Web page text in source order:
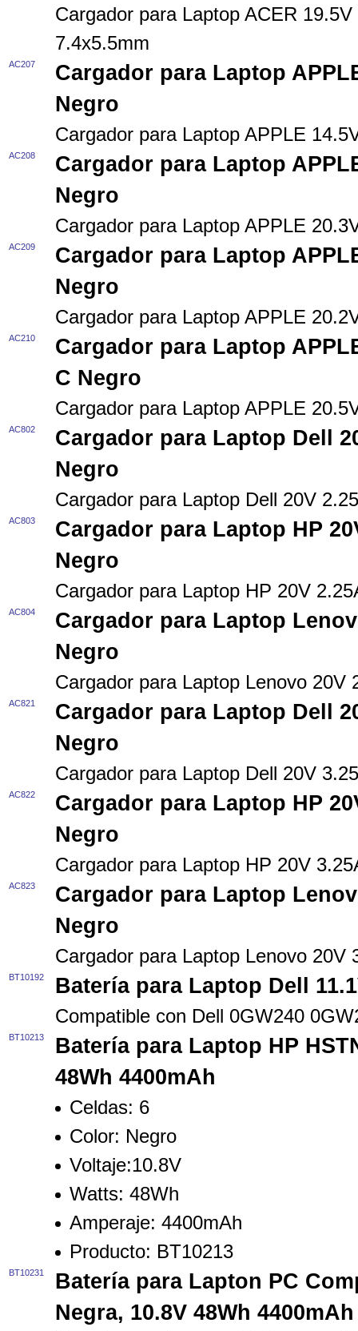
Cargador para Laptop ACER
7.4x5.5mm
AC207
Cargador para Laptop
Negro
Cargador para Laptop APPLE
AC208
Cargador para Laptop
Negro
Cargador para Laptop APPLE
AC209
Cargador para Laptop
Negro
Cargador para Laptop APPLE
AC210
Cargador para Laptop
C Negro
Cargador para Laptop APPLE
AC802
Cargador para Laptop Dell
Negro
Cargador para Laptop Dell 20V
AC803
Cargador para Laptop HP
Negro
Cargador para Laptop HP 20V
AC804
Cargador para Laptop
Negro
Cargador para Laptop Lenovo 20V
AC821
Cargador para Laptop Dell
Negro
Cargador para Laptop Dell 20V
AC822
Cargador para Laptop HP
Negro
Cargador para Laptop HP 20V
AC823
Cargador para Laptop
Negro
Cargador para Laptop Lenovo 20V
BT10192 Batería para Laptop Dell
Compatible con Dell 0GW240
BT10213
Batería para Laptop HP
48Wh 4400mAh
Celdas: 6
Color: Negro
Voltaje:10.8V
Watts: 48Wh
Amperaje: 4400mAh
Producto: BT10213
BT10231
Batería para Lapton PC
Negra, 10.8V 48Wh 4400mAh